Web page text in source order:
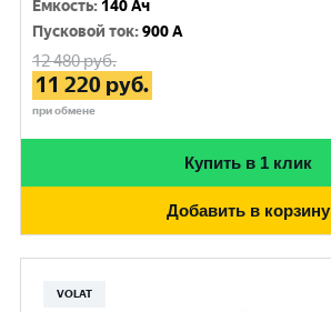
Емкость: 140 Ач
Пусковой ток:900 A
12 480руб.
11 220 руб.
при обмене
Купить в 1 клик
Добавить в корзину
VOLAT